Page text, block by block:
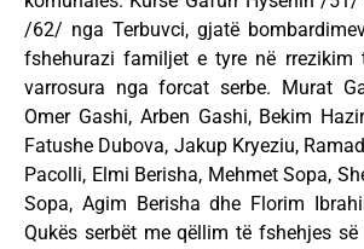
/62/ nga Terbuvci, gjatë
fshehurazi familjet e tyre në rrezikim
varrosura nga forcat serbe. Murat
Omer Gashi, Arben Gashi, Bekim
Fatushe Dubova, Jakup Kryeziu,
Pacolli, Elmi Berisha, Mehmet Sopa,
Sopa, Agim Berisha dhe Florim
Qukës serbët me qëllim të fshehjes